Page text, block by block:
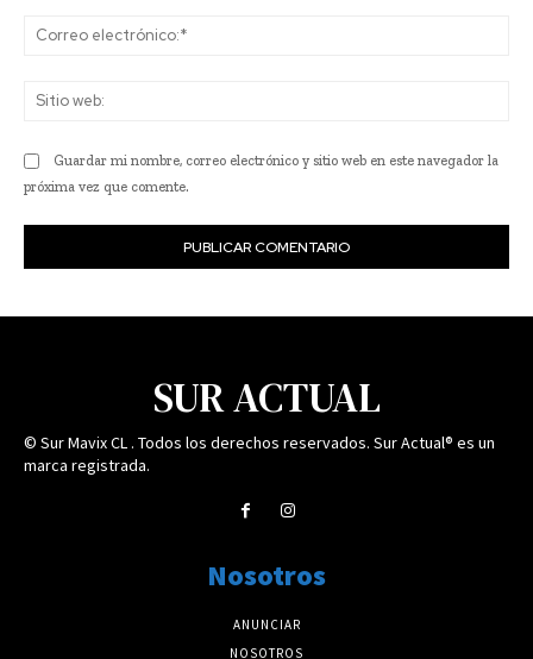
Guardar mi nombre, correo electrónico y sitio web en este navegador la
próxima vez que comente.
SUR ACTUAL
© Sur Mavix CL . Todos los derechos reservados. Sur Actual® es un
marca registrada.
Nosotros
ANUNCIAR
NOSOTROS